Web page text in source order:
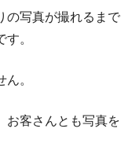
の写真が撮れるまで
。
。
お客さんとも写真を